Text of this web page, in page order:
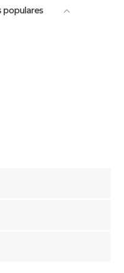
populares